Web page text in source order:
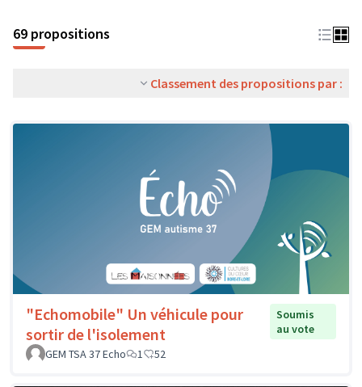
69 propositions
Classement des propositions par :
"Echomobile" Un véhicule pour
sortir de l'isolement
Soumis
au vote
GEM TSA 37 Echo
1 52